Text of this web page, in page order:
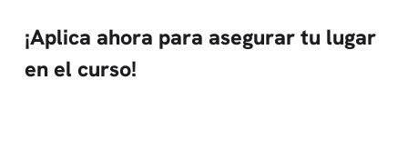
¡Aplica ahora para asegurar tu lugar
en el curso!